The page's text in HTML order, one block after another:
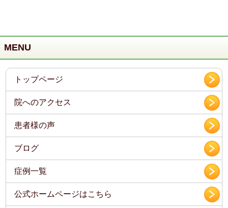
MENU
トップページ
院へのアクセス
患者様の声
ブログ
症例一覧
公式ホームページはこちら